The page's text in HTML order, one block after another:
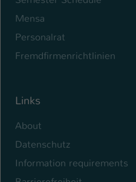
Mensa
Personalrat
Fremdfirmenrichtlinien
Links
About
Datenschutz
Information requirements